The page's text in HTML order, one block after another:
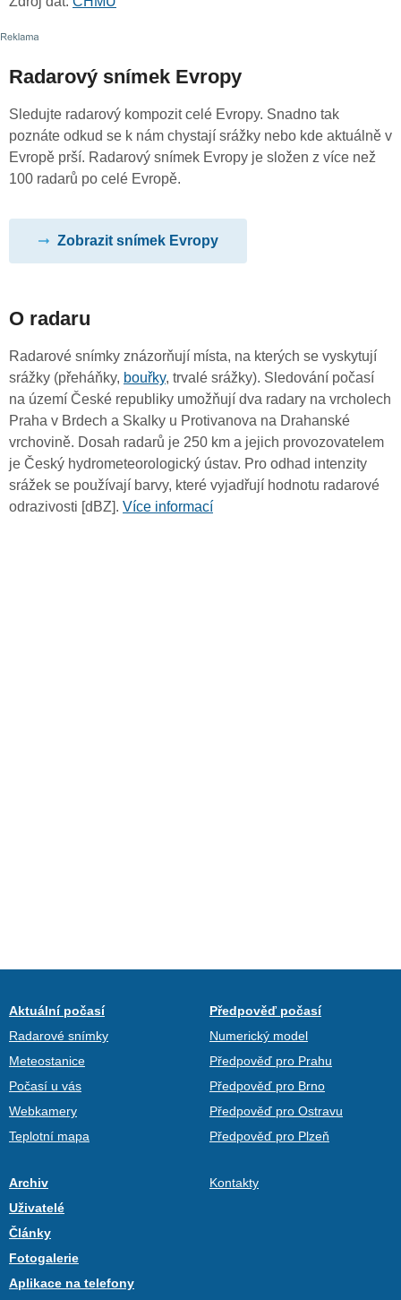
Radarový snímek Evropy
Sledujte radarový kompozit celé Evropy. Snadno tak
poznáte odkud se k nám chystají srážky nebo kde aktuálně v
Evropě prší. Radarový snímek Evropy je složen z více než
100 radarů po celé Evropě.
Zobrazit snímek Evropy
O radaru
Radarové snímky znázorňují místa, na kterých se vyskytují
srážky (přeháňky, bouřky, trvalé srážky). Sledování počasí
na území České republiky umožňují dva radary na vrcholech
Praha v Brdech a Skalky u Protivanova na Drahanské
vrchovině. Dosah radarů je 250 km a jejich provozovatelem
je Český hydrometeorologický ústav. Pro odhad intenzity
srážek se používají barvy, které vyjadřují hodnotu radarové
odrazivosti [dBZ]. Více informací
Aktuální počasí
Radarové snímky
Meteostanice
Počasí u vás
Webkamery
Teplotní mapa
Předpověď počasí
Numerický model
Předpověď pro Prahu
Předpověď pro Brno
Předpověď pro Ostravu
Předpověď pro Plzeň
Archiv
Uživatelé
Články
Fotogalerie
Aplikace na telefony
Kontakty